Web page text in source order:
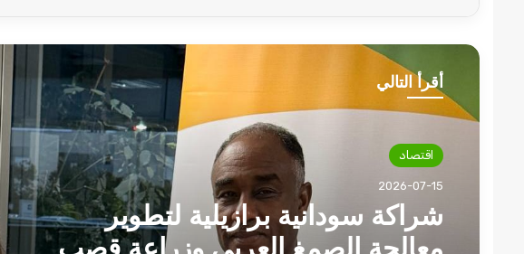
أقرأ التالي
اقتصاد
2026-07-15
شراكة سودانية برازيلية لتطوير
اقتصاد
2026-07-14